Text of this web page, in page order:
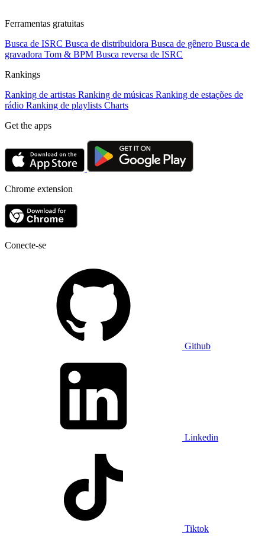
Ferramentas gratuitas
Busca de ISRC Busca de distribuidora Busca de gênero Busca de
gravadora Tom & BPM Busca reversa de ISRC
Rankings
Ranking de artistas Ranking de músicas Ranking de estações de
rádio Ranking de playlists Charts
Get the apps
Chrome extension
Conecte-se
Github
Linkedin
Tiktok